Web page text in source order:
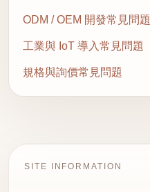
ODM / OEM 開發常見問題
工業與 IoT 導入常見問題
規格與詢價常見問題
SITE INFORMATION